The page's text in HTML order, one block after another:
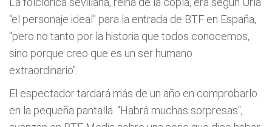
"el personaje ideal" para la entrada de BTF en España,
"pero no tanto por la historia que todos conocemos,
sino porque creo que es un ser humano
extraordinario".
El espectador tardará más de un año en comprobarlo
en la pequeña pantalla. "Habrá muchas sorpresas",